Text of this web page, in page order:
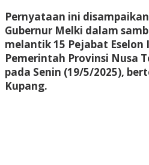
Pernyataan ini
Gubernur Melki dalam
melantik 15 Pejabat Eselon
Pemerintah Provinsi Nusa
pada Senin (19/5/2025),
Kupang.